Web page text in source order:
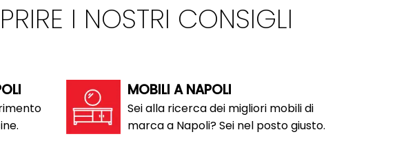
I NOSTRI CONSIGLI
MOBILI A NAPOLI
Sei alla ricerca dei migliori mobili di
marca a Napoli? Sei nel posto giusto.